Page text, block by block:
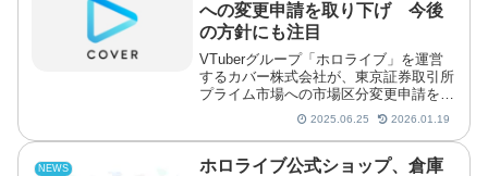
への変更申請を取り下げ 今後
の方針にも注目
VTuberグループ「ホロライブ」を運営
するカバー株式会社が、東京証券取引所
プライム市場への市場区分変更申請を取
り下げたことを2025年6月24日に発表し
2025.06.25 2026.01.19
NEWS
ホロライブ公式ショップ、倉庫